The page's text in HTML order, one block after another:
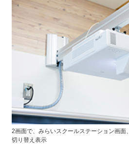
2画面で、みらいスクールステーション画面
切り替え表示